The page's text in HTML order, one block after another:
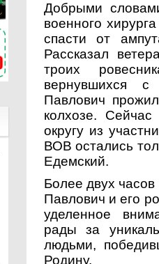
Добрыми
военного
спасти от
Рассказал
троих
вернувшихся
Павлович
колхозе.
округу из
ВОВ остались
Едемский.
Более двух
Павлович и его
уделенное
рады за
людьми,
Родину.